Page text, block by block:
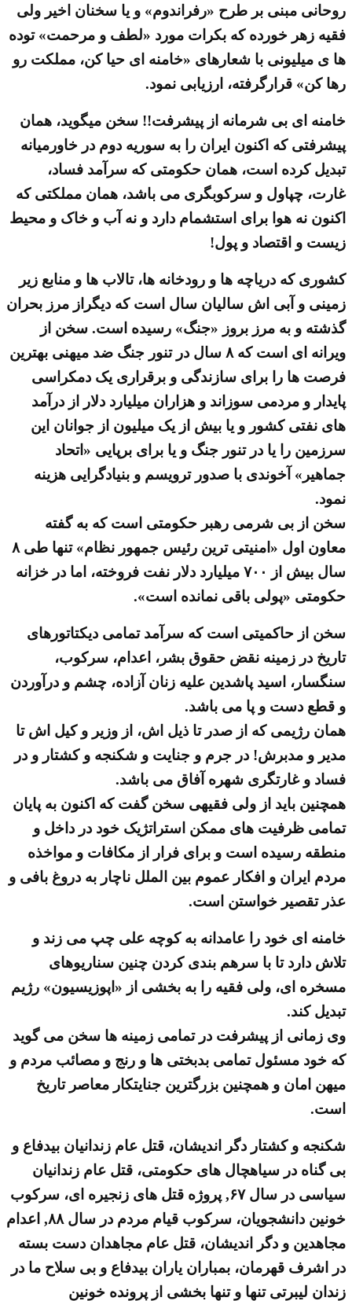
روحانی مبنی بر طرح «رفراندوم» و یا سخنان اخیر ولی
فقیه زهر خورده که بکرات مورد «لطف و مرحمت» توده
ها ی میلیونی با شعارهای «خامنه ای حیا کن، مملکت رو
رها کن» قرارگرفته، ارزیابی نمود.
خامنه ای بی شرمانه از پیشرفت!! سخن میگوید، همان
پیشرفتی که اکنون ایران را به سوریه دوم در خاورمیانه
تبدیل کرده است، همان حکومتی که سرآمد فساد،
غارت، چپاول و سرکوبگری می باشد، همان مملکتی که
اکنون نه هوا برای استشمام دارد و نه آب و خاک و محیط
زیست و اقتصاد و پول!
کشوری که دریاچه ها و رودخانه ها، تالاب ها و منابع زیر
زمینی و آبی اش سالیان سال است که دیگراز مرز بحران
گذشته و به مرز بروز «جنگ» رسیده است. سخن از
ویرانه ای است که ۸ سال در تنور جنگ ضد میهنی بهترین
فرصت ها را برای سازندگی و برقراری یک دمکراسی
پایدار و مردمی سوزاند و هزاران میلیارد دلار از درآمد
های نفتی کشور و یا بیش از یک میلیون از جوانان این
سرزمین را یا در تنور جنگ و یا برای برپایی «اتحاد
جماهیر» آخوندی با صدور ترویسم و بنیادگرایی هزینه
نمود.
سخن از بی شرمی رهبر حکومتی است که به گفته
معاون اول «امنیتی ترین رئیس جمهور نظام» تنها طی ۸
سال بیش از ۷۰۰ میلیارد دلار نفت فروخته، اما در خزانه
حکومتی «پولی باقی نمانده است».
سخن از حاکمیتی است که سرآمد تمامی دیکتاتورهای
تاریخ در زمینه نقض حقوق بشر، اعدام، سرکوب،
سنگسار، اسید پاشدین علیه زنان آزاده، چشم و درآوردن
و قطع دست و پا می باشد.
همان رژیمی که از صدر تا ذیل اش، از وزیر و کیل اش تا
مدیر و مدبرش! در جرم و جنایت و شکنجه و کشتار و در
فساد و غارتگری شهره آفاق می باشد.
همچنین باید از ولی فقیهی سخن گفت که اکنون به پایان
تمامی ظرفیت های ممکن استراتژیک خود در داخل و
منطقه رسیده است و برای فرار از مکافات و مواخذه
مردم ایران و افکار عموم بین الملل ناچار به دروغ بافی و
عذر تقصیر خواستن است.
خامنه ای خود را عامدانه به کوچه علی چپ می زند و
تلاش دارد تا با سرهم بندی کردن چنین سناریوهای
مسخره ای، ولی فقیه را به بخشی از «اپوزیسیون» رژیم
تبدیل کند.
وی زمانی از پیشرفت در تمامی زمینه ها سخن می گوید
که خود مسئول تمامی بدبختی ها و رنج و مصائب مردم و
میهن امان و همچنین بزرگترین جنایتکار معاصر تاریخ
است.
شکنجه و کشتار دگر اندیشان، قتل عام زندانیان بیدفاع و
بی گناه در سیاهچال های حکومتی، قتل عام زندانیان
سیاسی در سال ۶۷, پروژه قتل های زنجیره ای، سرکوب
خونین دانشجویان، سرکوب قیام مردم در سال ۸۸, اعدام
مجاهدین و دگر اندیشان، قتل عام مجاهدان دست بسته
در اشرف قهرمان، بمباران یاران بیدفاع و بی سلاح ما در
زندان لیبرتی تنها و تنها بخشی از پرونده خونین